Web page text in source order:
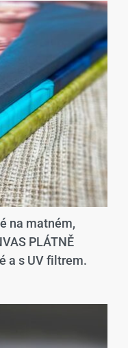
na matném,
PLÁTNĚ
a s UV filtrem.